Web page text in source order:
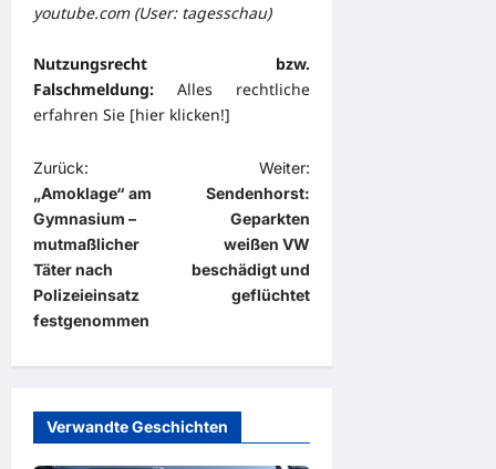
youtube.com (User: tagesschau)
Nutzungsrecht bzw.
Falschmeldung: Alles rechtliche
erfahren Sie [hier klicken!]
B
e
i
t
r
s
n
Zurück:
„Amoklage“ am
Gymnasium –
mutmaßlicher
Täter nach
Polizeieinsatz
festgenommen
Weiter:
Sendenhorst:
Geparkten
weißen VW
beschädigt und
geflüchtet
Verwandte Geschichten